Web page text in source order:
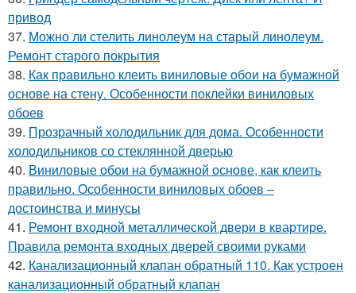
привод
37. Можно ли стелить линолеум на старый линолеум.
Ремонт старого покрытия
38. Как правильно клеить виниловые обои на бумажной
основе на стену. Особенности поклейки виниловых
обоев
39. Прозрачный холодильник для дома. Особенности
холодильников со стеклянной дверью
40. Виниловые обои на бумажной основе, как клеить
правильно. Особенности виниловых обоев –
достоинства и минусы
41. Ремонт входной металлической двери в квартире.
Правила ремонта входных дверей своими руками
42. Канализационный клапан обратный 110. Как устроен
канализационный обратный клапан